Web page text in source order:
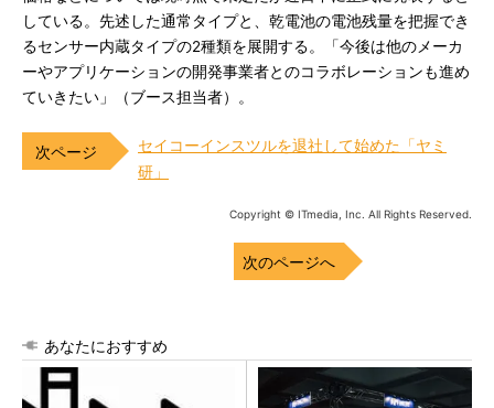
している。先述した通常タイプと、乾電池の電池残量を把握でき
るセンサー内蔵タイプの2種類を展開する。「今後は他のメーカ
ーやアプリケーションの開発事業者とのコラボレーションも進め
ていきたい」（ブース担当者）。
セイコーインスツルを退社して始めた「ヤミ
研」
Copyright © ITmedia, Inc. All Rights Reserved.
次のページへ
あなたにおすすめ